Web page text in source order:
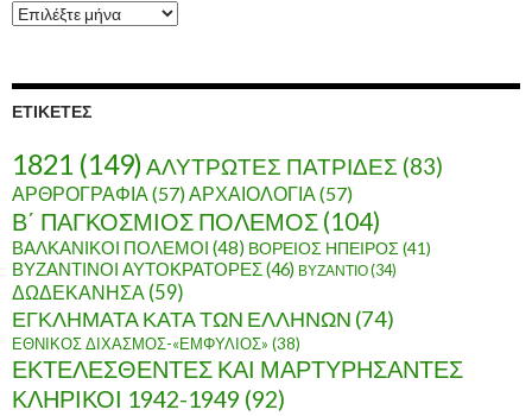
Α
ρ
ο
ΕΤΙΚΈΤΕΣ
1821 (149)ΑΛΥΤΡΩΤΕΣ ΠΑΤΡΙΔΕΣ (83)
ΑΡΘΡΟΓΡΑΦΙΑ(57)ΑΡΧΑΙΟΛΟΓΙΑ(57)
Β΄ ΠΑΓΚΟΣΜΙΟΣ ΠΟΛΕΜΟΣ (104)
ΒΑΛΚΑΝΙΚΟΙ ΠΟΛΕΜΟΙ (48) ΒΟΡΕΙΟΣ ΗΠΕΙΡΟΣ (41)
ΒΥΖΑΝΤΙΝΟΙ ΑΥΤΟΚΡΑΤΟΡΕΣ(46) ΒΥΖΑΝΤΙΟ(34)
ΔΩΔΕΚΑΝΗΣΑ (59)
ΕΓΚΛΗΜΑΤΑ ΚΑΤΑ ΤΩΝ ΕΛΛΗΝΩΝ (74)
ΕΘΝΙΚΟΣ ΔΙΧΑΣΜΟΣ-«ΕΜΦΥΛΙΟΣ» (38)
ΕΚΤΕΛΕΣΘΕΝΤΕΣ ΚΑΙ ΜΑΡΤΥΡΗΣΑΝΤΕΣ
ΚΛΗΡΙΚΟΙ 1942-1949 (92)